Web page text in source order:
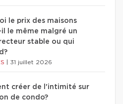
le prix des maisons
le même malgré un
stable ou qui
31 juillet 2026
créer de l'intimité sur
de condo?